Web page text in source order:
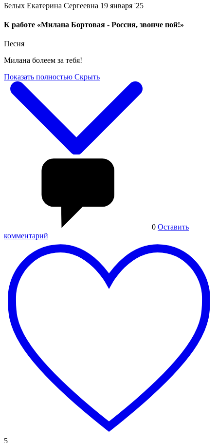
Белых Екатерина Сергеевна 19 января '25
К работе «Милана Бортовая - Россия, звонче пой!»
Песня
Милана болеем за тебя!
Показать полностью Скрыть
0 Оставить
комментарий
5